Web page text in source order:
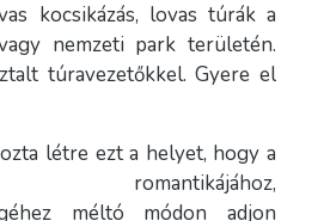
kocsikázás, lovas túrák a
nemzeti park területén.
túravezetőkkel. Gyere el
létre ezt a helyet, hogy a
méltó módon adjon